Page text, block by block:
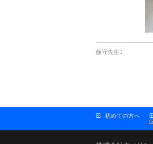
飯守先生1
初めての方へ